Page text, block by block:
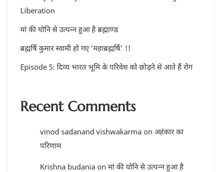
Liberation
मां की योनि से उत्पन्न हुआ है ब्रह्माण्ड
ब्रह्मर्षि कुमार स्वामी हो गए ‘महाब्रह्मर्षि’ !!
Episode 5: दिव्य भारत भूमि के परिवेश को छोड़ने से आते हैं रोग
Recent Comments
vinod sadanand vishwakarma on अहंकार का
परिणाम
Krishna budania on मां की योनि से उत्पन्न हुआ है